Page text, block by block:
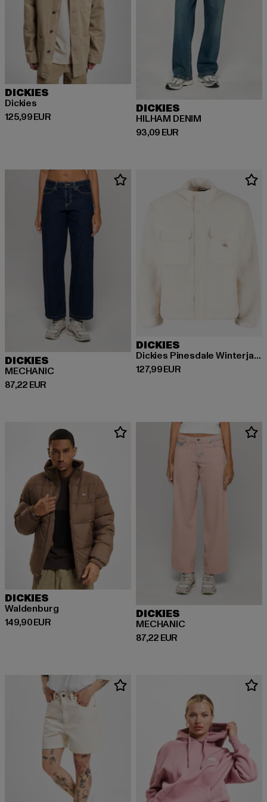
DICKIES
Dickies
125,99 EUR
Derzeitiger Preis: 125,99 EUR
DICKIES
HILHAM DENIM
93,09 EUR
Derzeitiger Preis: 93,09 EUR
DICKIES
MECHANIC
87,22 EUR
Derzeitiger Preis: 87,22 EUR
DICKIES
Dickies Pinesdale Winterjacken
127,99 EUR
Derzeitiger Preis: 127,99 EUR
DICKIES
Waldenburg
149,90 EUR
Derzeitiger Preis: 149,90 EUR
DICKIES
MECHANIC
87,22 EUR
Derzeitiger Preis: 87,22 EUR